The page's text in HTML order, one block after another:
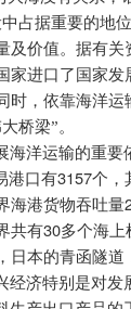
据重要的地
价值。据有
进口了国家
，依靠海洋
桥梁”。
海洋运输的重要
港口有3157个，
海港货物吞吐量
共有30多个海上
本的青函隧道
济特别是对